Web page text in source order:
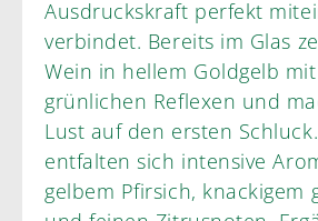
Ausdruckskraft perfekt
verbindet. Bereits im Glas
Wein in hellem Goldgelb
grünlichen Reflexen und
Lust auf den ersten
entfalten sich intensive
gelbem Pfirsich, knackigem